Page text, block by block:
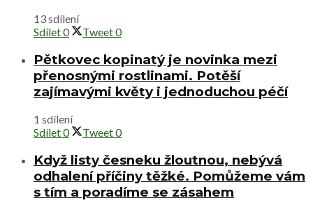
13 sdílení
Sdílet0 Tweet0
Pětkovec kopinatý je novinka mezi
přenosnými rostlinami. Potěší
zajímavými květy i jednoduchou péčí
1 sdílení
Sdílet0 Tweet0
Když listy česneku žloutnou, nebývá
odhalení příčiny těžké. Pomůžeme vám
s tím a poradíme se zásahem